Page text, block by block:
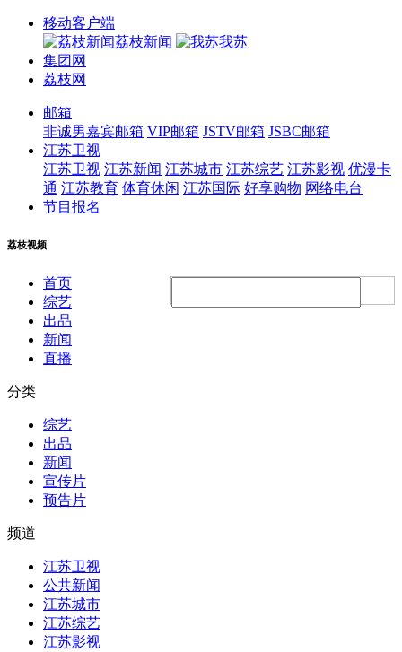
移动客户端
荔枝新闻
我苏
集团网
荔枝网
邮箱
非诚男嘉宾邮箱 VIP邮箱 JSTV邮箱 JSBC邮箱
江苏卫视
江苏卫视 江苏新闻 江苏城市 江苏综艺 江苏影视 优漫卡
通 江苏教育 体育休闲 江苏国际 好享购物 网络电台
节目报名
荔枝视频
首页
综艺
出品
新闻
直播
分类
综艺
出品
新闻
宣传片
预告片
频道
江苏卫视
公共新闻
江苏城市
江苏综艺
江苏影视